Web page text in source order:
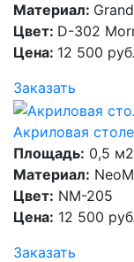
Материал:
Цвет: D-302
Цена: 12 500
Заказать
Акриловая
Площадь: 0,5 м2
Материал:
Цвет: NM-205
Цена: 12 500
Заказать